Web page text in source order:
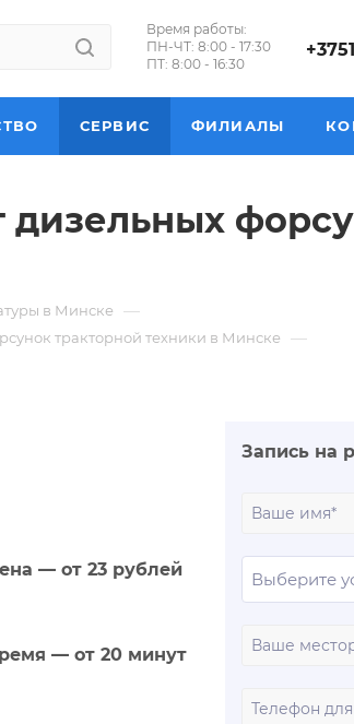
Время работы:
ПН-ЧТ: 8:00 - 17:30
ПТ: 8:00 - 16:30
СЕРВИС ФИЛИАЛЫ
дизельных
в Минске —
тракторной техники в Минске —
— от 23 рублей
— от 20 минут
Запись на